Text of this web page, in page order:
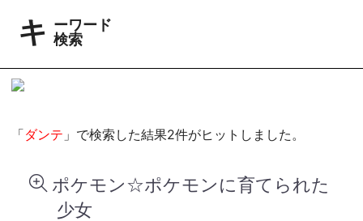
キーワード
検索
「ダンテ 」で検索した結果2件がヒットしました。
ポケモン☆ポケモンに育てられた
少女